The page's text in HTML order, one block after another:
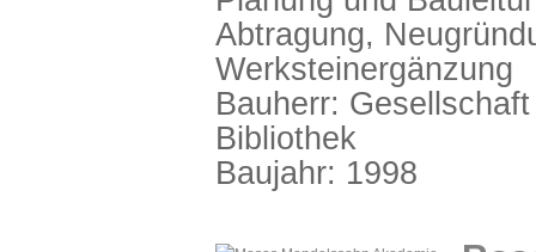
Abtragung,
Werksteinergänzung
Bauherr:
Bibliothek
Baujahr: 1998